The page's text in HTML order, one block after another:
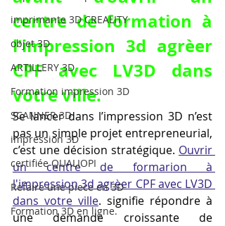
imprimante 3D CREALITY
objet 3D
ARTILLERY 3D
Formation impression 3D
SCANNER 3D
impression 3D
certifiée QUALIOPI
Refaire une piece en 3D
Formation 3D en ligne.
centre de formation à
l'impression 3d agrèer
CPF avec LV3D dans
votre ville.
Se lancer dans l’impression 3D n’est
pas un simple projet entrepreneurial,
c’est une décision stratégique. Ouvrir
un centre de formarion à
l'impression 3d agrèer CPF avec LV3D
dans votre ville. signifie répondre à
une demande croissante de